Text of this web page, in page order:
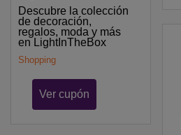
Descubre la colección
de decoración,
regalos, moda y más
en LightInTheBox
Shopping
Ver cupón